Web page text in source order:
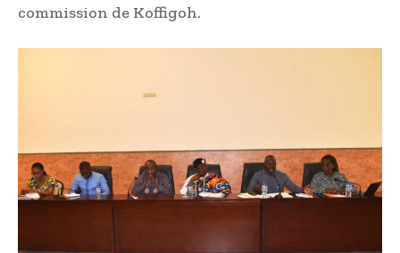
commission de Koffigoh.